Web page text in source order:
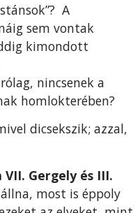
A
sem vontak
kimondott
nincsenek a
homlokterében?
dicsekszik; azzal,
Gergely és III.
most is éppoly